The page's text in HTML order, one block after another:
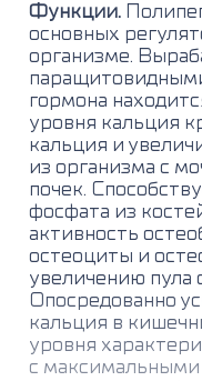
Функции.
основных
организме.
гормона
уровня кальция
кальция и
из организма с
почек.
фосфата из
активность
остеоциты и
увеличению пула
Опосредованно
кальция в
уровня
с